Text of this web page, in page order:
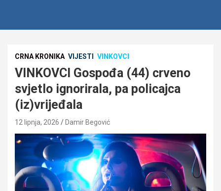
CRNA KRONIKA VIJESTI VINKOVCI
VINKOVCI Gospođa (44) crveno
svjetlo ignorirala, pa policajca
(iz)vrijeđala
12 lipnja, 2026 Damir Begović